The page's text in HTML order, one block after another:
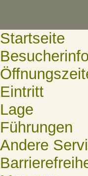
Startseite
Eintritt
Lage
Führungen
Andere